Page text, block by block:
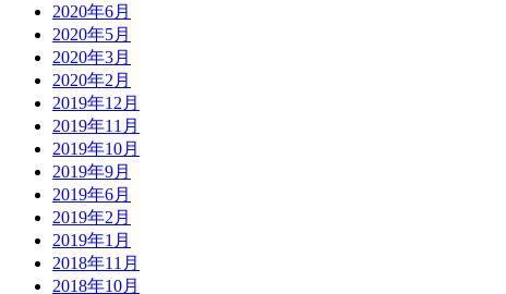
2020年6月
2020年5月
2020年3月
2020年2月
2019年12月
2019年11月
2019年10月
2019年9月
2019年6月
2019年2月
2019年1月
2018年11月
2018年10月